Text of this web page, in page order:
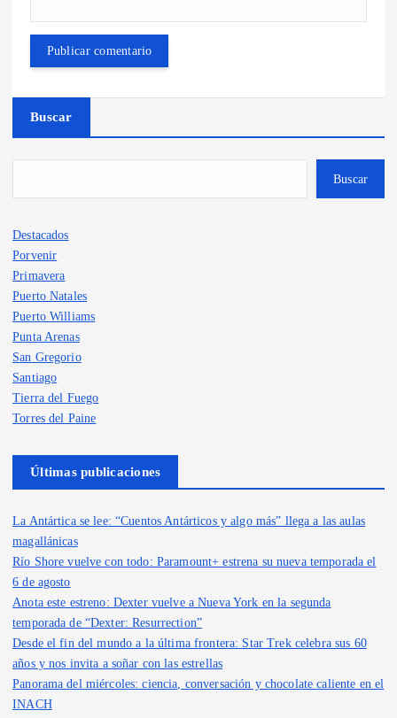
Buscar
Buscar
Destacados
Porvenir
Primavera
Puerto Natales
Puerto Williams
Punta Arenas
San Gregorio
Santiago
Tierra del Fuego
Torres del Paine
Últimas publicaciones
La Antártica se lee: “Cuentos Antárticos y algo más” llega a las aulas
magallánicas
Río Shore vuelve con todo: Paramount+ estrena su nueva temporada el
6 de agosto
Anota este estreno: Dexter vuelve a Nueva York en la segunda
temporada de “Dexter: Resurrection”
Desde el fin del mundo a la última frontera: Star Trek celebra sus 60
años y nos invita a soñar con las estrellas
Panorama del miércoles: ciencia, conversación y chocolate caliente en el
INACH